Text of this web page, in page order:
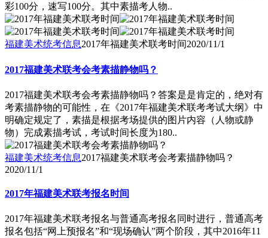
彩100分，速写100分。其中素描考人物..
福建美术统考信息2017年福建美术联考时间2020/11/1
2017福建美术联考会考素描静物吗？
2017福建美术联考会考素描静物吗？答案是是肯定的，绝对有
考素描静物的可能性，在《2017年福建美术联考考试大纲》中
明确定规定了，素描是根据考场提供的图片内容（人物或静
物）完成素描考试，考试时间长度为180..
福建美术统考信息2017福建美术联考会考素描静物吗？
2020/11/1
2017年福建美术联考报名时间
2017年福建美术联考报名与普通高考报名同时进行，普通高考
报名包括“网上预报名”和“现场确认”两个阶段，其中2016年11